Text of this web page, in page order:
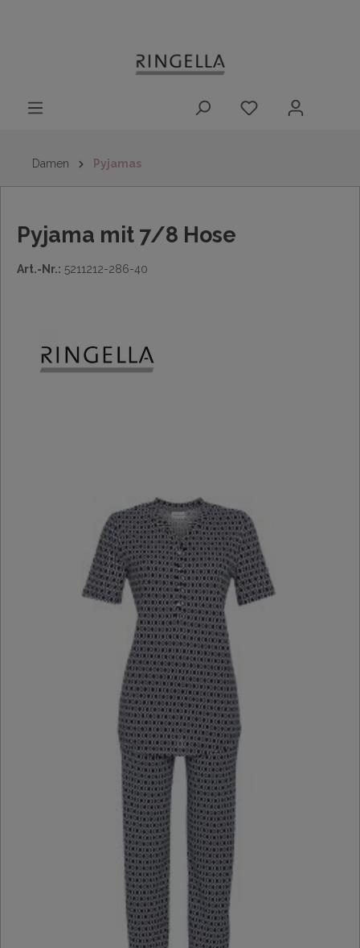
Damen Pyjamas
Pyjama mit 7/8 Hose
Art.-Nr.: 5211212-286-40